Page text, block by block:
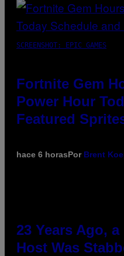
SCREENSHOT: EPIC GAMES
Fortnite Gem
Power Hour
Featured
hace 6 horasPor Brent
23 Years Ago,
Host Was